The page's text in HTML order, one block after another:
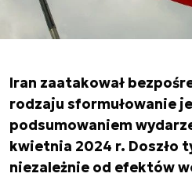
Iran zaatakował
rodzaju sformułowanie
podsumowaniem
kwietnia 2024 r. Doszło
niezależnie od efektów